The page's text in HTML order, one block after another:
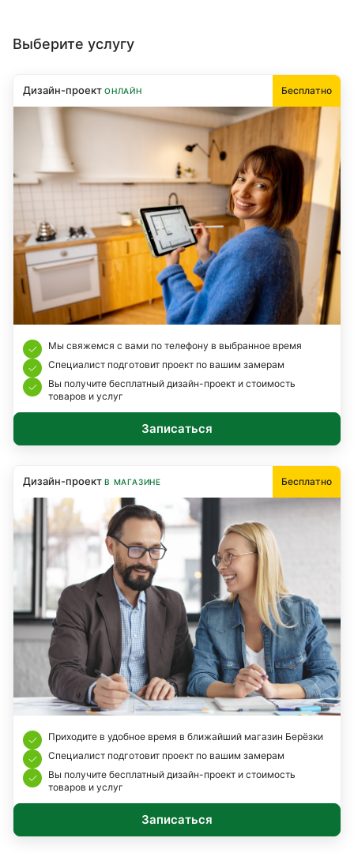
Выберите услугу
Дизайн-проект ОНЛАЙН Бесплатно
Мы свяжемся с вами по телефону в выбранное время
Специалист подготовит проект по вашим замерам
Вы получите бесплатный дизайн-проект и стоимость
товаров и услуг
Записаться
Дизайн-проект В МАГАЗИНЕ Бесплатно
Приходите в удобное время в ближайший магазин Берёзки
Специалист подготовит проект по вашим замерам
Вы получите бесплатный дизайн-проект и стоимость
товаров и услуг
Записаться